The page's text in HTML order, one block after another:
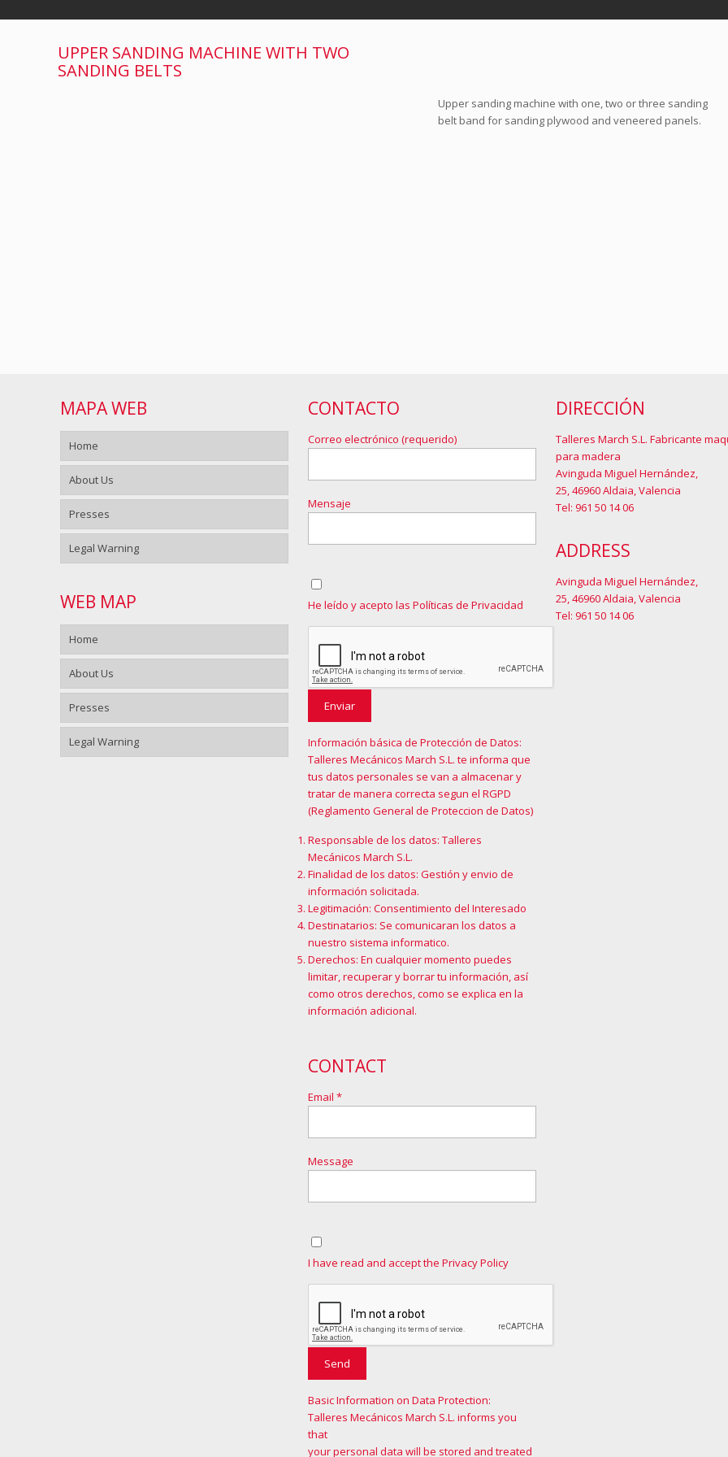
UPPER SANDING MACHINE WITH TWO
SANDING BELTS
Upper sanding machine with one, two or three sanding
belt band for sanding plywood and veneered panels.
MAPA WEB
Home
About Us
Presses
Legal Warning
WEB MAP
Home
About Us
Presses
Legal Warning
CONTACTO
Correo electrónico (requerido)
Mensaje
He leído y acepto las Políticas de Privacidad
Información básica de Protección de Datos:
Talleres Mecánicos March S.L. te informa que
tus datos personales se van a almacenar y
tratar de manera correcta segun el RGPD
(Reglamento General de Proteccion de Datos)
Responsable de los datos: Talleres
Mecánicos March S.L.
Finalidad de los datos: Gestión y envio de
información solicitada.
Legitimación: Consentimiento del Interesado
Destinatarios: Se comunicaran los datos a
nuestro sistema informatico.
Derechos: En cualquier momento puedes
limitar, recuperar y borrar tu información, así
como otros derechos, como se explica en la
información adicional.
CONTACT
Email *
Message
I have read and accept the Privacy Policy
Basic Information on Data Protection:
Talleres Mecánicos March S.L. informs you
that
your personal data will be stored and treated
DIRECCIÓN
Talleres March S.L. Fabricante
para madera
Avinguda Miguel Hernández,
25, 46960 Aldaia, Valencia
Tel: 961 50 14 06
ADDRESS
Avinguda Miguel Hernández,
25, 46960 Aldaia, Valencia
Tel: 961 50 14 06